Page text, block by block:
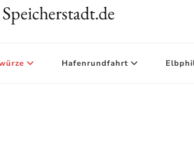
Speicherstadt.de
Hafenrundfahrt